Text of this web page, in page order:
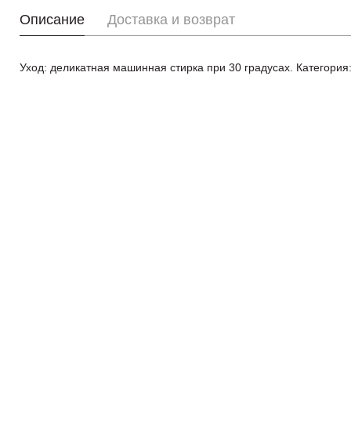
Описание Доставка и возврат
Уход: деликатная машинная стирка при 30 градусах.